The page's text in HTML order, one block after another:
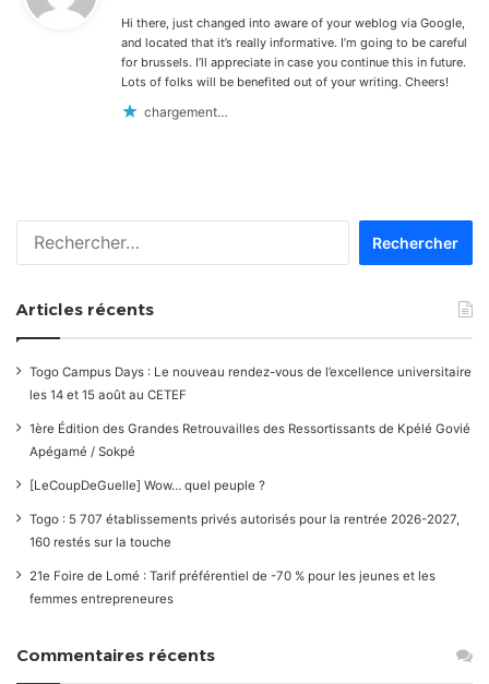
:
Hi there, just changed into aware of your weblog via Google,
and located that it’s really informative. I’m going to be careful
for brussels. I’ll appreciate in case you continue this in future.
Lots of folks will be benefited out of your writing. Cheers!
chargement…
Articles récents
Togo Campus Days : Le nouveau rendez-vous de l’excellence universitaire
les 14 et 15 août au CETEF
1ère Édition des Grandes Retrouvailles des Ressortissants de Kpélé Govié
Apégamé / Sokpé
[LeCoupDeGuelle] Wow… quel peuple ?
Togo : 5 707 établissements privés autorisés pour la rentrée 2026-2027,
160 restés sur la touche
21e Foire de Lomé : Tarif préférentiel de -70 % pour les jeunes et les
femmes entrepreneures
Commentaires récents